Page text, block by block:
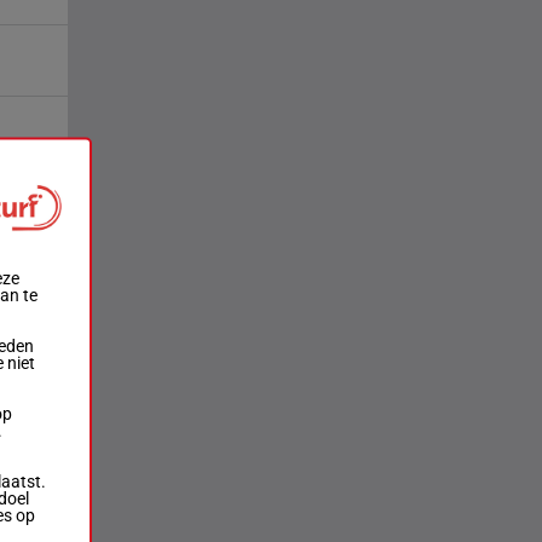
te
niet
op